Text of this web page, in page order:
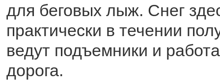
для беговых лыж. Снег
практически в течении
ведут подъемники и
дорога.